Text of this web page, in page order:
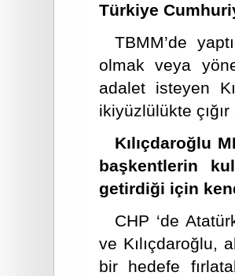
Türkiye
TBMM’de
olmak veya
adalet isteyen
ikiyüzlülükte çığır
Kılıçdaroğlu
başkentlerin
getirdiği için
CHP ‘de
ve Kılıçdaroğlu,
bir hedefe